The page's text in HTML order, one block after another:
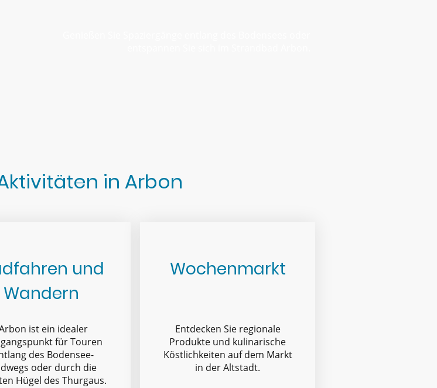
in Arbon
und
Wandern
ist ein idealer
für Touren
des Bodensee-
oder durch die
Hügel des Thurgaus.
Wochenmarkt
Entdecken Sie regionale
Produkte und kulinarische
Köstlichkeiten auf dem Markt
in der Altstadt.